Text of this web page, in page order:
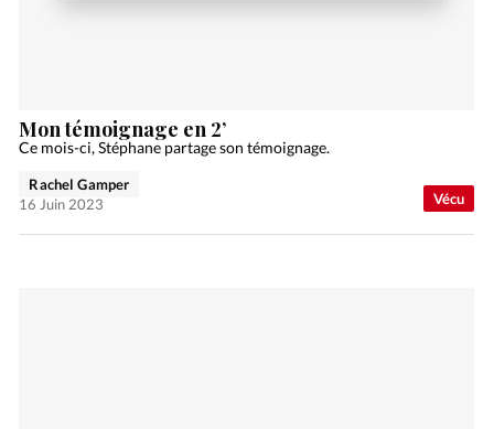
Vécu
Mon témoignage en 2’
Ce mois-ci, Stéphane partage son témoignage.
Rachel Gamper
16 Juin 2023